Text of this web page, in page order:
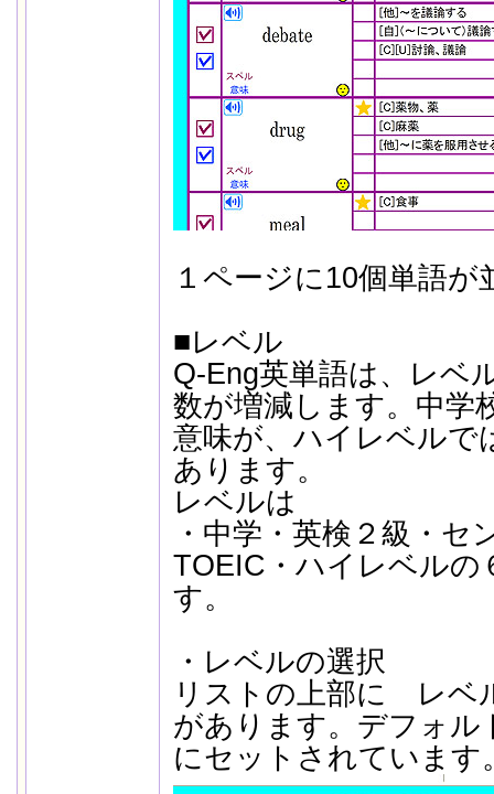
１ページに10個単語が
■レベル
Q-Eng英単語は、レベ
数が増減します。中学
意味が、ハイレベルで
あります。
レベルは
・中学・英検２級・セ
TOEIC・ハイレベルの
す。
・レベルの選択
リストの上部に レベ
があります。デフォル
にセットされています